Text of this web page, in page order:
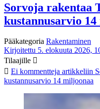
Sorvoja rakentaa
kustannusarvio
Pääkategoria Rakentaminen
Kirjoitettu 5. elokuuta 2026,
Tilaajille
Ei kommentteja artikkeliin
kustannusarvio 14 miljoonaa